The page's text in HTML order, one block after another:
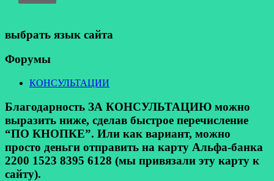
выбрать язык сайта
Форумы
КОНСУЛЬТАЦИИ
Благодарность ЗА КОНСУЛЬТАЦИЮ можно
выразить ниже, сделав быстрое перечисление
“ПО КНОПКЕ”. Или как вариант, можно
просто деньги отправить на карту Альфа-банка
2200 1523 8395 6128 (мы привязали эту карту к
сайту).